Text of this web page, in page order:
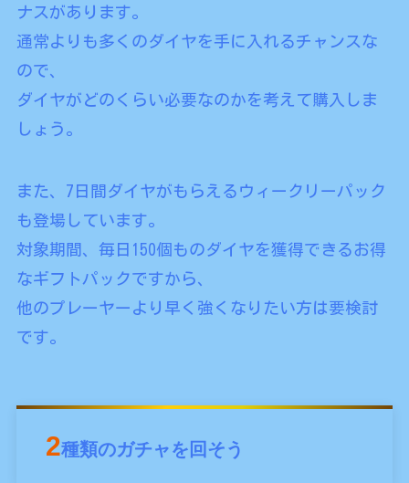
ナスがあります。
通常よりも多くのダイヤを手に入れるチャンスな
ので、
ダイヤがどのくらい必要なのかを考えて購入しま
しょう。
また、7日間ダイヤがもらえるウィークリーパック
も登場しています。
対象期間、毎日150個ものダイヤを獲得できるお得
なギフトパックですから、
他のプレーヤーより早く強くなりたい方は要検討
です。
2種類のガチャを回そう